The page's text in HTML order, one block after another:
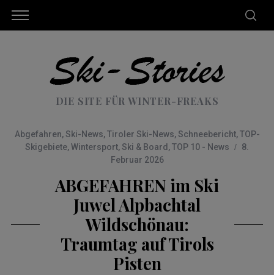
DIE SITE FÜR WINTER-FREAKS
Abgefahren, Ski-News,Tiroler Ski-News, Schneebericht,TOP-
Skigebiete,Wintersport, Ski & Board ,TOP 10 - News
8.
Februar 2026
ABGEFAHREN im Ski
Juwel Alpbachtal
Wildschönau:
Traumtag auf Tirols
Pisten